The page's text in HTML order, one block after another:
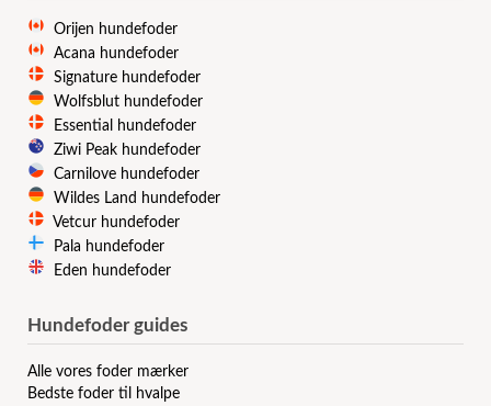
Orijen hundefoder
Acana hundefoder
Signature hundefoder
Wolfsblut hundefoder
Essential hundefoder
Ziwi Peak hundefoder
Carnilove hundefoder
Wildes Land hundefoder
Vetcur hundefoder
Pala hundefoder
Eden hundefoder
Hundefoder guides
Alle vores foder mærker
Bedste foder til hvalpe